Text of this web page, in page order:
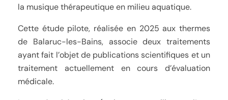
la musique thérapeutique en milieu aquatique.
Cette étude pilote, réalisée en 2025 aux thermes
de Balaruc-les-Bains, associe deux traitements
ayant fait l’objet de publications scientifiques et un
traitement actuellement en cours d’évaluation
médicale.